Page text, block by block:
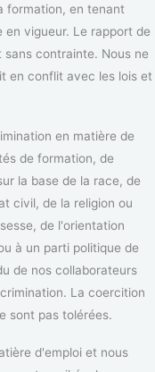
formation, en tenant
en vigueur. Le rapport de
contrainte. Nous ne
en conflit avec les lois et
en matière de
de formation, de
la base de la race, de
civil, de la religion ou
de l'orientation
à un parti politique de
de nos collaborateurs
La coercition
sont pas tolérées.
d'emploi et nous